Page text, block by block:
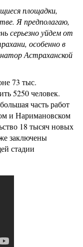
площадки,
Я предполагаю,
серьезно уйдем от
особенно в
Астраханской
73 тыс.
5250 человек.
часть работ
и Наримановском
18 тысяч новых
заключены
стадии